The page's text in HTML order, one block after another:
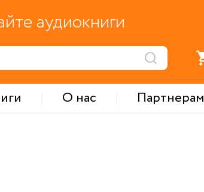
аудиокниги
О нас
Партнерам